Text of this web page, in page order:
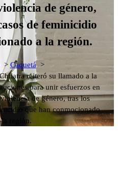
de género,
de feminicidio
a la región.
> Caquetá>
reiteró su llamado a la
para unir esfuerzos en
de género, tras los
que han conmocionado
la región.